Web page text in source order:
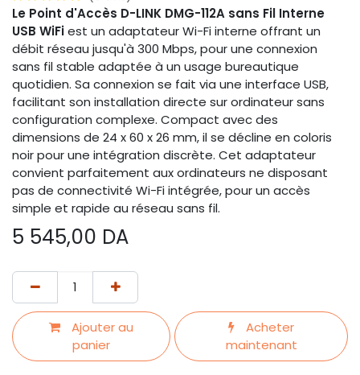
Le Point d'Accès D-LINK DMG-112A sans Fil Interne
USB WiFiest un adaptateur Wi-Fi interne offrant un
débit réseau jusqu'à 300 Mbps, pour une connexion
sans fil stable adaptée à un usage bureautique
quotidien. Sa connexion se fait via une interface USB,
facilitant son installation directe sur ordinateur sans
configuration complexe. Compact avec des
dimensions de 24 x 60 x 26 mm, il se décline en coloris
noir pour une intégration discrète. Cet adaptateur
convient parfaitement aux ordinateurs ne disposant
pas de connectivité Wi-Fi intégrée, pour un accès
simple et rapide au réseau sans fil.
5 545,00 DA
Ajouter au
panier
Acheter
maintenant